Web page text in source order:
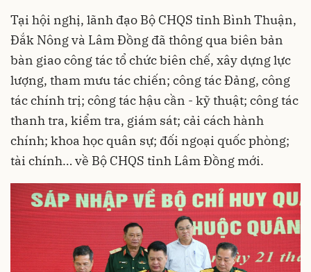
Tại hội nghị, lãnh đạo Bộ CHQS tỉnh Bình Thuận,
Đắk Nông và Lâm Đồng đã thông qua biên bản
bàn giao công tác tổ chức biên chế, xây dựng lực
lượng, tham mưu tác chiến; công tác Đảng, công
tác chính trị; công tác hậu cần - kỹ thuật; công tác
thanh tra, kiểm tra, giám sát; cải cách hành
chính; khoa học quân sự; đối ngoại quốc phòng;
tài chính… về Bộ CHQS tỉnh Lâm Đồng mới.